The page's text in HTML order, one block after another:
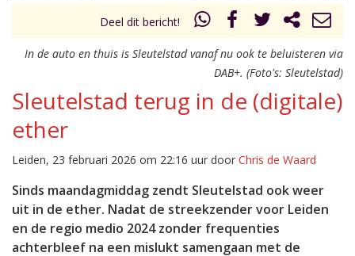
Deel dit bericht!
In de auto en thuis is Sleutelstad vanaf nu ook te beluisteren via
DAB+. (Foto's: Sleutelstad)
Sleutelstad terug in de (digitale)
ether
Leiden, 23 februari 2026 om 22:16 uur door Chris de Waard
Sinds maandagmiddag zendt Sleutelstad ook weer
uit in de ether. Nadat de streekzender voor Leiden
en de regio medio 2024 zonder frequenties
achterbleef na een mislukt samengaan met de